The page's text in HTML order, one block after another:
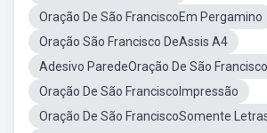
Oração De São FranciscoEm Pergamino
Oração São Francisco DeAssis A4
Adesivo ParedeOração De São Francisco
Oração De São FranciscoImpressão
Oração De São FranciscoSomente